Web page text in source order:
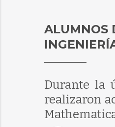
ALUMNOS
Durante la
realizaron